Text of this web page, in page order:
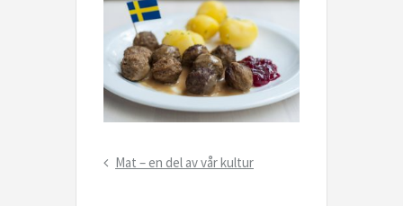
Inläggsnavigering
Previous
Mat – en del av vår kultur